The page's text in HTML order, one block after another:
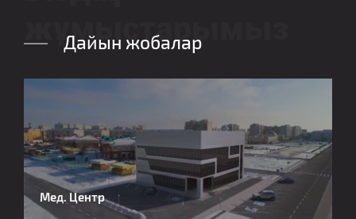
жұмыстарымыз
Дайын жобалар
Мед. Центр